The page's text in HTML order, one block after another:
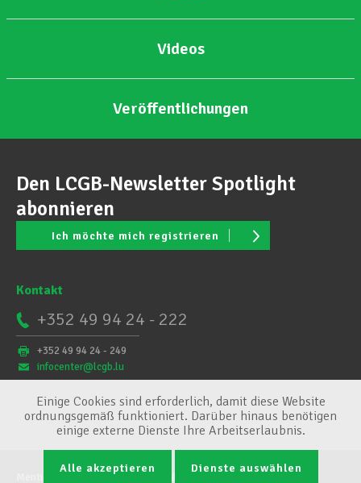
Videos
Veröffentlichungen
Den LCGB-Newsletter Spotlight
abonnieren
Ich möchte mich registrieren
Kontakt
+352 49 94 24 - 222
+352 49 94 24 - 249
infocenter@lcgb.lu
Conditions générales
Einige Cookies sind erforderlich, damit diese Website
ordnungsgemäß funktioniert. Darüber hinaus benötigen
einige externe Dienste Ihre Arbeitserlaubnis.
Alle akzeptieren Dienste auswählen